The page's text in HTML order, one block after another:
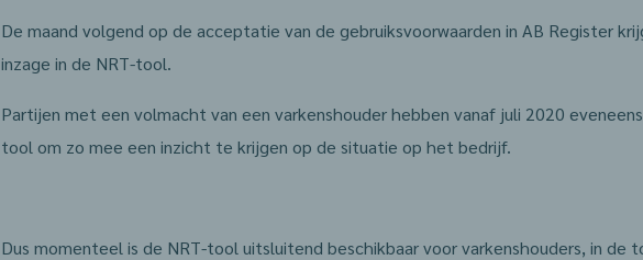
De maand volgend op de acceptatie van de gebruiksvoorwaarden in AB Register
inzage in de NRT-tool.
Partijen met een volmacht van een varkenshouder hebben vanaf juli 2020
tool om zo mee een inzicht te krijgen op de situatie op het bedrijf.
Dus momenteel is de NRT-tool uitsluitend beschikbaar voor varkenshouders, in de